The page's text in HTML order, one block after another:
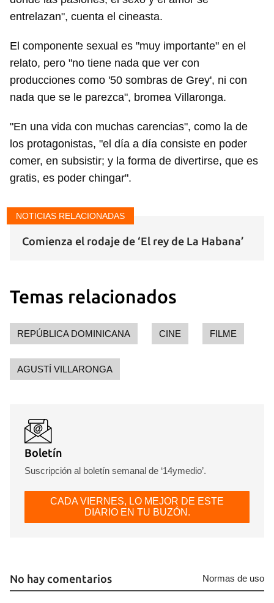
entrelazan", cuenta el cineasta.
El componente sexual es "muy importante" en el
relato, pero "no tiene nada que ver con
producciones como '50 sombras de Grey', ni con
nada que se le parezca", bromea Villaronga.
"En una vida con muchas carencias", como la de
los protagonistas, "el día a día consiste en poder
comer, en subsistir; y la forma de divertirse, que es
gratis, es poder chingar".
NOTICIAS RELACIONADAS
Comienza el rodaje de ‘El rey de La Habana’
Temas relacionados
REPÚBLICA DOMINICANA CINE FILME
AGUSTÍ VILLARONGA
Boletín
Suscripción al boletín semanal de ‘14ymedio’.
CADA VIERNES, LO MEJOR DE ESTE
DIARIO EN TU BUZÓN.
No hay comentarios Normas de uso